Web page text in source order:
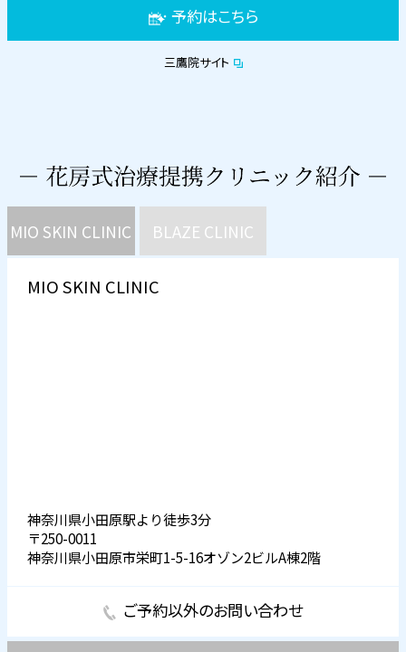
予約はこちら
三鷹院サイト
MIO SKIN CLINIC BLAZE CLINIC
MIO SKIN CLINIC
神奈川県小田原駅より徒歩3分
〒250-0011
神奈川県小田原市栄町1-5-16オゾン2ビルA棟2階
ご予約以外のお問い合わせ